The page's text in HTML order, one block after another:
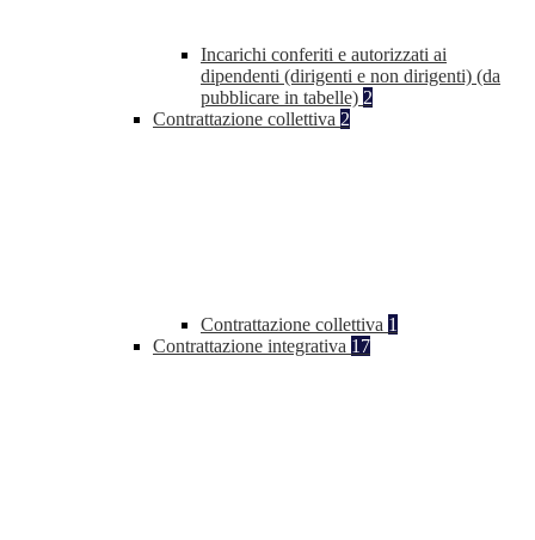
Incarichi conferiti e autorizzati ai
dipendenti (dirigenti e non dirigenti) (da
pubblicare in tabelle) 2
Contrattazione collettiva 2
Contrattazione collettiva 1
Contrattazione integrativa 17